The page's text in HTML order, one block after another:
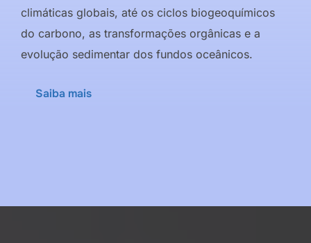
climáticas globais, até os ciclos biogeoquímicos
do carbono, as transformações orgânicas e a
evolução sedimentar dos fundos oceânicos.
Saiba mais